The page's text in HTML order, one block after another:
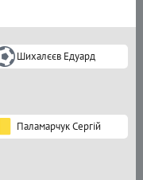
Шихалєєв Едуард
Паламарчук Сергій